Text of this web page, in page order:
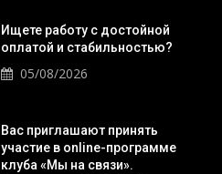
Ищете работу с достойной
оплатой и стабильностью?
05/08/2026
Вас приглашают принять
участие в online-программе
клуба «Мы на связи».